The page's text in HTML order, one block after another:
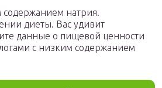
натрия.
диеты. Вас удивит
данные о пищевой ценности
с низким содержанием